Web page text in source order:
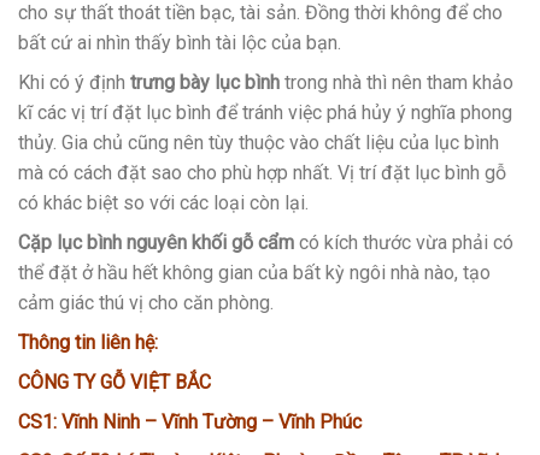
cho sự thất thoát tiền bạc, tài sản. Đồng thời không để cho
bất cứ ai nhìn thấy bình tài lộc của bạn.
Khi có ý định trưng bày lục bình trong nhà thì nên tham khảo
kĩ các vị trí đặt lục bình để tránh việc phá hủy ý nghĩa phong
thủy. Gia chủ cũng nên tùy thuộc vào chất liệu của lục bình
mà có cách đặt sao cho phù hợp nhất. Vị trí đặt lục bình gỗ
có khác biệt so với các loại còn lại.
Cặp lục bình nguyên khối gỗ cẩm có kích thước vừa phải có
thể đặt ở hầu hết không gian của bất kỳ ngôi nhà nào, tạo
cảm giác thú vị cho căn phòng.
Thông tin liên hệ:
CÔNG TY GỖ VIỆT BẮC
CS1: Vĩnh Ninh – Vĩnh Tường – Vĩnh Phúc